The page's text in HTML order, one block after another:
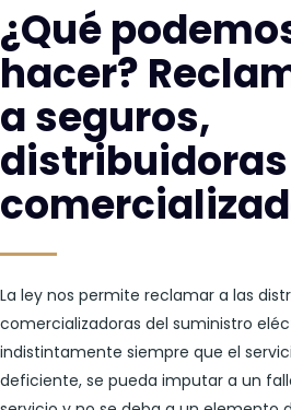
¿Qué
hacer?
a seguros,
La ley nos permite reclamar a las
comercializadoras del suministro
indistintamente siempre que el
deficiente, se pueda imputar a un